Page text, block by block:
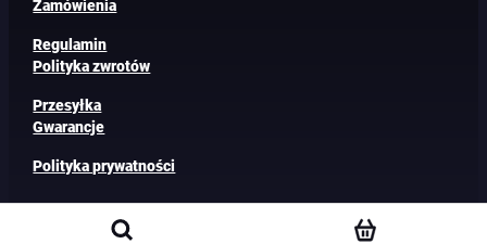
Zamówienia
Regulamin
Polityka zwrotów
Przesyłka
Gwarancje
Polityka prywatności